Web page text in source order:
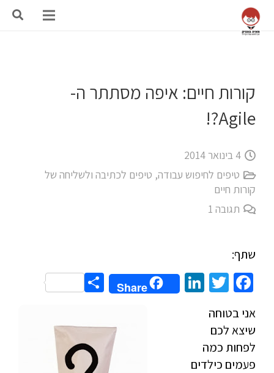
קורות חיים: איפה מסתתר ה-
Agile?!
4 בינואר 2014
טיפים לחיפוש עבודה, טיפים לכתיבה ולשליחה של
קורות חיים
תגובה
שתף:
Facebook
Twitter
LinkedIn
Share
Share
אני בטוחה
שיצא לכם
לפחות כמה
פעמים כילדים